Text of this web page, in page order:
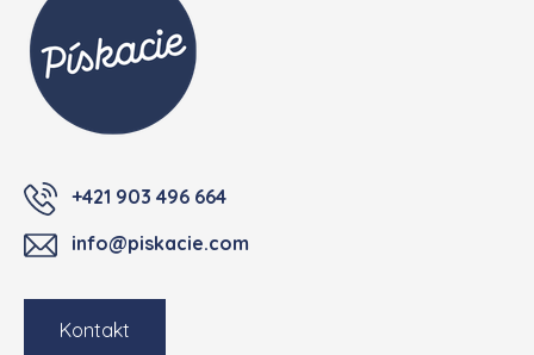
+421 903 496 664
info@piskacie.com
Kontakt